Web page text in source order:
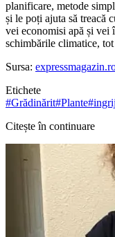
planificare, metode
și le poți ajuta să treacă
vei economisi apă și vei
schimbările climatice,
Sursa:
Etichete
#Grădinărit#Plante#
Citește în continuare